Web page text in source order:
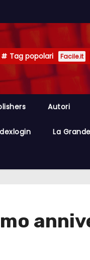
Tag popolari Facile.it
Autori
La